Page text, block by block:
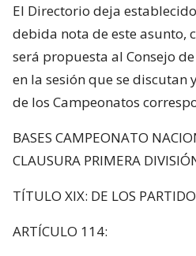
El Directorio deja
debida nota de este asunto,
será propuesta al Consejo
en la sesión que se discutan
de los Campeonatos
BASES CAMPEONATO
CLAUSURA PRIMERA
TÍTULO XIX: DE LOS
ARTÍCULO 114: